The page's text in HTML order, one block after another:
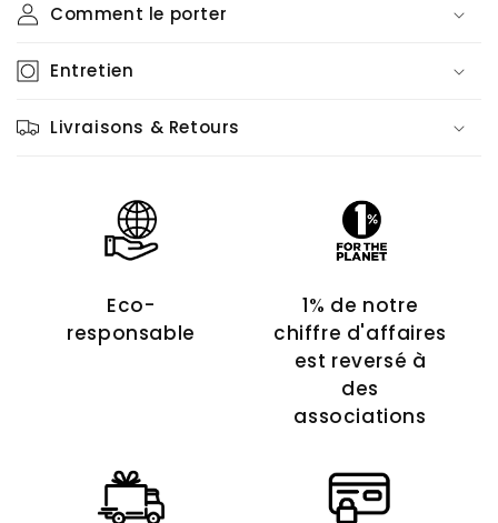
Comment le porter
Entretien
Livraisons & Retours
Eco-
responsable
1% de notre
chiffre d'affaires
est reversé à
des
associations